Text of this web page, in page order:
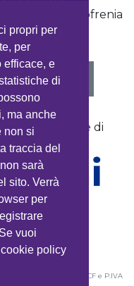
propri per
per
efficace, e
di
ma anche
non si
traccia del
sarà
sito. Verrà
per
vuoi
policy
della schizofrenia
condizionante di
44 - 20154 Milano • CF e P.IVA